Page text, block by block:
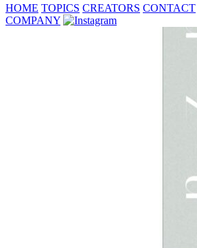
HOME TOPICS CREATORS CONTACT
COMPANY